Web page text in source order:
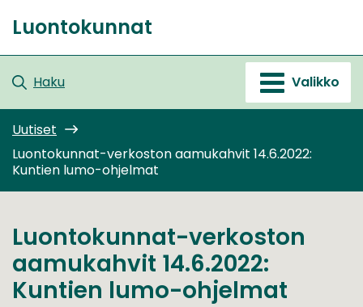
sisältöön
Etusivu
Luontokunnat
Haku Valikko
Uutiset
Luontokunnat-verkoston aamukahvit 14.6.2022:
Kuntien lumo-ohjelmat
Luontokunnat-verkoston
aamukahvit 14.6.2022:
Kuntien lumo-ohjelmat